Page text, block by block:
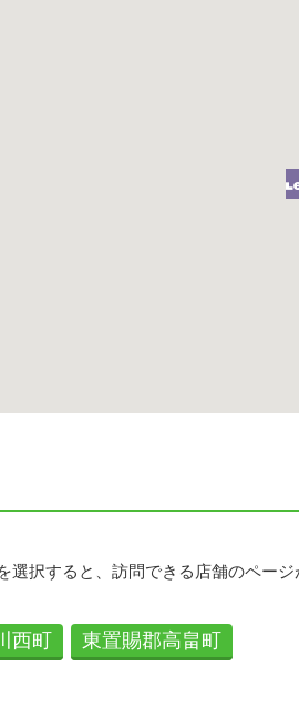
選択すると、訪問できる店舗のページ
西町 東置賜郡高畠町